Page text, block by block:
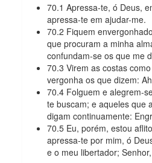
70.1 Apressa-te, ó Deus,
apressa-te em ajudar-me.
70.2 Fiquem
que procuram a minha
confundam-se os que me
70.3 Virem as costas
vergonha os que dizem:
70.4 Folguem e alegrem-
te buscam; e aqueles que
digam continuamente:
70.5 Eu, porém, estou
apressa-te por mim, ó
e o meu libertador;